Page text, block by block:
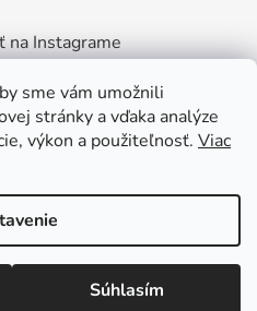
sme vám umožnili
stránky a vďaka analýze
výkon a použiteľnosť. Viac
Súhlasím
na Instagrame
Shoptet
. Všetky práva vyhradené.
01 Nové Mesto nad